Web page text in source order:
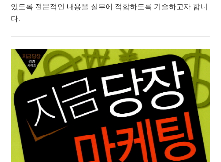
있도록 전문적인 내용을 실무에 적합하도록 기술하고자 합니
다.